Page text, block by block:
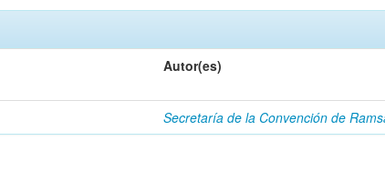
Autor(es)
Secretaría de la Convención de